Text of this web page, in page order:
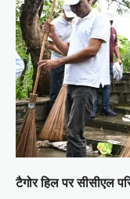
टैगोर हिल पर सीसीएल